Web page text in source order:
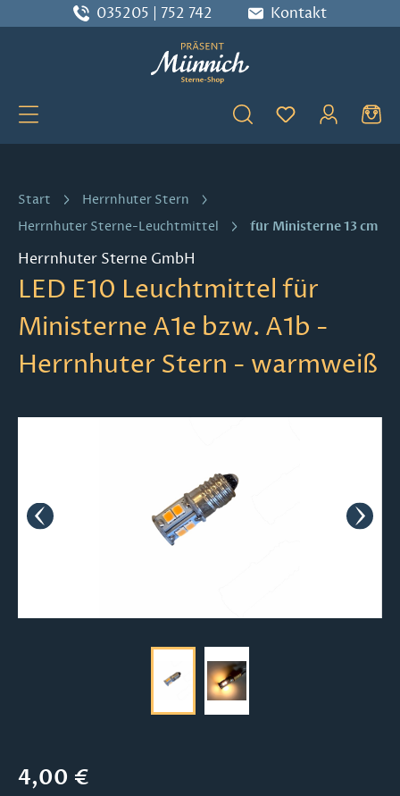
Zum Hauptinhalt springen
035205 | 752 742 Kontakt
Du hast 0
Start
Herrnhuter Stern
Herrnhuter Sterne-Leuchtmittel
für Ministerne 13 cm
Herrnhuter Sterne GmbH
LED E10 Leuchtmittel für
Ministerne A1e bzw. A1b -
Herrnhuter Stern - warmweiß
Regulärer Preis:
4,00 €